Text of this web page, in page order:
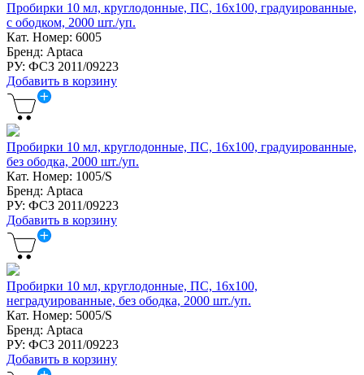
Пробирки 10 мл, круглодонные, ПС, 16х100, градуированные,
с ободком, 2000 шт./уп.
Кат. Номер: 6005
Бренд: Aptaca
РУ: ФСЗ 2011/09223
Добавить в корзину
Пробирки 10 мл, круглодонные, ПС, 16х100, градуированные,
без ободка, 2000 шт./уп.
Кат. Номер: 1005/S
Бренд: Aptaca
РУ: ФСЗ 2011/09223
Добавить в корзину
Пробирки 10 мл, круглодонные, ПС, 16х100,
неградуированные, без ободка, 2000 шт./уп.
Кат. Номер: 5005/S
Бренд: Aptaca
РУ: ФСЗ 2011/09223
Добавить в корзину